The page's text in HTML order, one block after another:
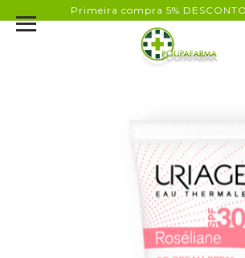
Primeira compra 5%